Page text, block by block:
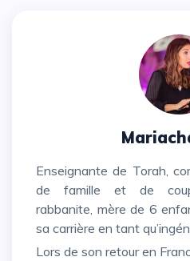
Enseignante de Torah, conférencière, thérapeute
de famille et de
rabbanite, mère de 6
sa carrière en tant
Lors de son retour en France, elle se reconvertit et